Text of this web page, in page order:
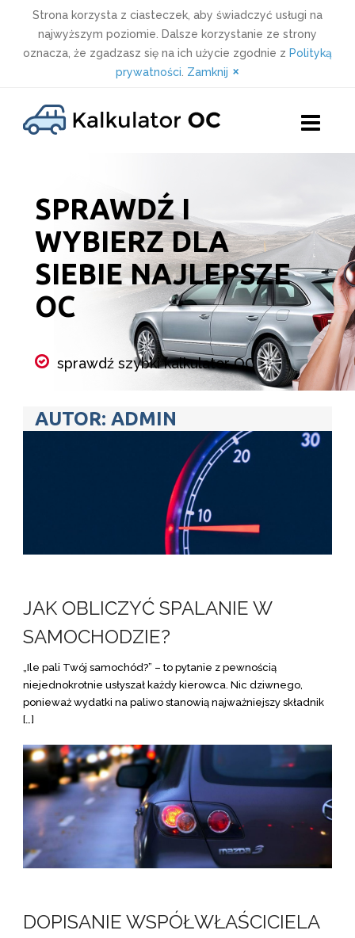
Strona korzysta z ciasteczek, aby świadczyć usługi na
najwyższym poziomie. Dalsze korzystanie ze strony
oznacza, że zgadzasz się na ich użycie zgodnie z Polityką
prywatności Zamknij ×
content
SPRAWDŹ I
WYBIERZ DLA
SIEBIE NAJLEPSZE
OC
sprawdź szybki kalkulator OC
ubezpieczycieli w kilka minut
wybierz ubezpieczenie i kup online
AUTOR: ADMIN
JAK OBLICZYĆ SPALANIE W
SAMOCHODZIE?
„Ile pali Twój samochód?” – to pytanie z pewnością
niejednokrotnie usłyszał każdy kierowca. Nic dziwnego,
ponieważ wydatki na paliwo stanowią najważniejszy składnik
[…]
DOPISANIE WSPÓŁWŁAŚCICIELA